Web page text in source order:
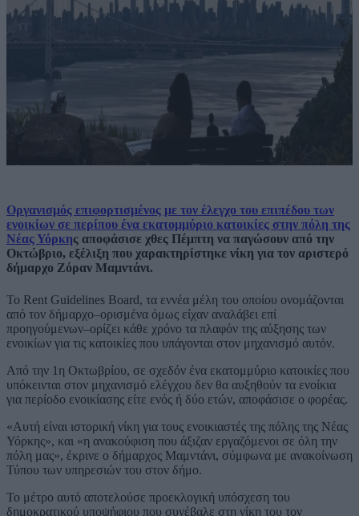
Οργανισμός επιφορτισμένος με τον έλεγχο του επιπέδου των
ενοικίων σε περίπου ένα εκατομμύριο κατοικίες στην πόλη της
Νέας Υόρκης αποφάσισε χθες Πέμπτη να παγώσουν από την
Οκτώβριο, εξέλιξη που χαρακτηρίστηκε νίκη για τον αριστερό
δήμαρχο Ζόραν Μαμντάνι.
Το Rent Guidelines Board, τα εννέα μέλη του οποίου ονομάζονται
από τον δήμαρχο–ορισμένα όμως είχαν αναλάβει επί
προηγούμενων–ορίζει κάθε χρόνο τα πλαφόν της αύξησης των
ενοικίων για τις κατοικίες που υπάγονται στον μηχανισμό αυτόν.
Από την 1η Οκτωβρίου, σε σχεδόν ένα εκατομμύριο κατοικίες που
υπόκεινται στον μηχανισμό ελέγχου δεν θα αυξηθούν τα ενοίκια
για περίοδο ενοικίασης είτε ενός ή δύο ετών, αποφάσισε ο φορέας.
«Αυτή είναι ιστορική νίκη για τους ενοικιαστές της πόλης της Νέας
Υόρκης», και «η ανακούφιση που άξιζαν εργαζόμενοι σε όλη την
πόλη μας», έκρινε ο δήμαρχος Μαμντάνι, σύμφωνα με ανακοίνωση
Τύπου των υπηρεσιών του στον δήμο.
Το μέτρο αυτό αποτελούσε προεκλογική υπόσχεση του
δημοκρατικού υποψήφιου που συνέβαλε στη νίκη του τον